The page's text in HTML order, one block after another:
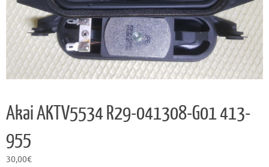
Akai AKTV5534 R29-041308-G01 413-
955
30,00€